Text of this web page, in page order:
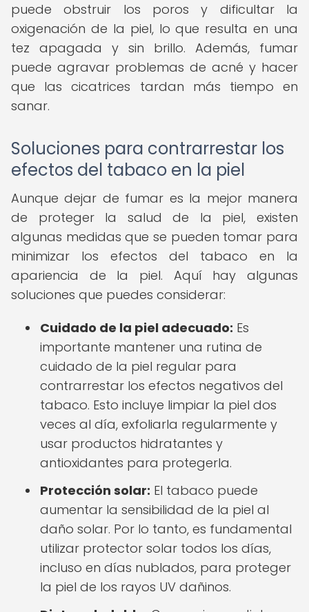
puede obstruir los poros y dificultar la
oxigenación de la piel, lo que resulta en una
tez apagada y sin brillo. Además, fumar
puede agravar problemas de acné y hacer
que las cicatrices tardan más tiempo en
sanar.
Soluciones para contrarrestar los
efectos del tabaco en la piel
Aunque dejar de fumar es la mejor manera
de proteger la salud de la piel, existen
algunas medidas que se pueden tomar para
minimizar los efectos del tabaco en la
apariencia de la piel. Aquí hay algunas
soluciones que puedes considerar:
Cuidado de la piel adecuado: Es
importante mantener una rutina de
cuidado de la piel regular para
contrarrestar los efectos negativos del
tabaco. Esto incluye limpiar la piel dos
veces al día, exfoliarla regularmente y
usar productos hidratantes y
antioxidantes para protegerla.
Protección solar: El tabaco puede
aumentar la sensibilidad de la piel al
daño solar. Por lo tanto, es fundamental
utilizar protector solar todos los días,
incluso en días nublados, para proteger
la piel de los rayos UV dañinos.